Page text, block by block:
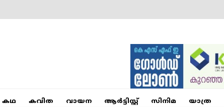
കഥ കവിത വായന ആര്‍ട്ടിസ്റ്റ് സിനിമ യാത്ര